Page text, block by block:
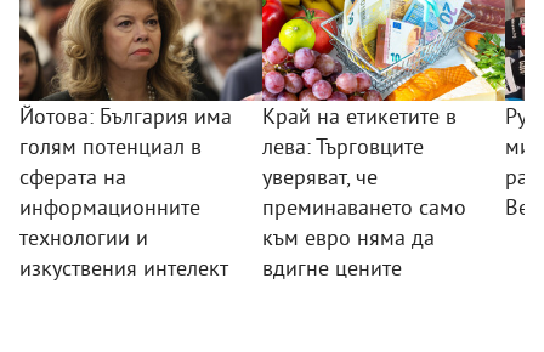
Йотова: България има
голям потенциал в
сферата на
информационните
технологии и
изкуствения интелект
Край на етикетите в
лева: Търговците
уверяват, че
преминаването само
към евро няма да
вдигне цените